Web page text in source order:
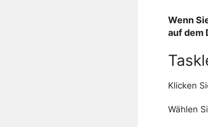
Wenn
auf dem
Klicken
Wählen